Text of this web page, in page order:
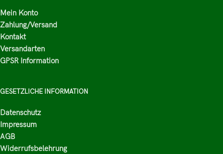
Mein Konto
Zahlung/Versand
Kontakt
Versandarten
GPSR Information
GESETZLICHE INFORMATION
Datenschutz
Impressum
AGB
Widerrufsbelehrung